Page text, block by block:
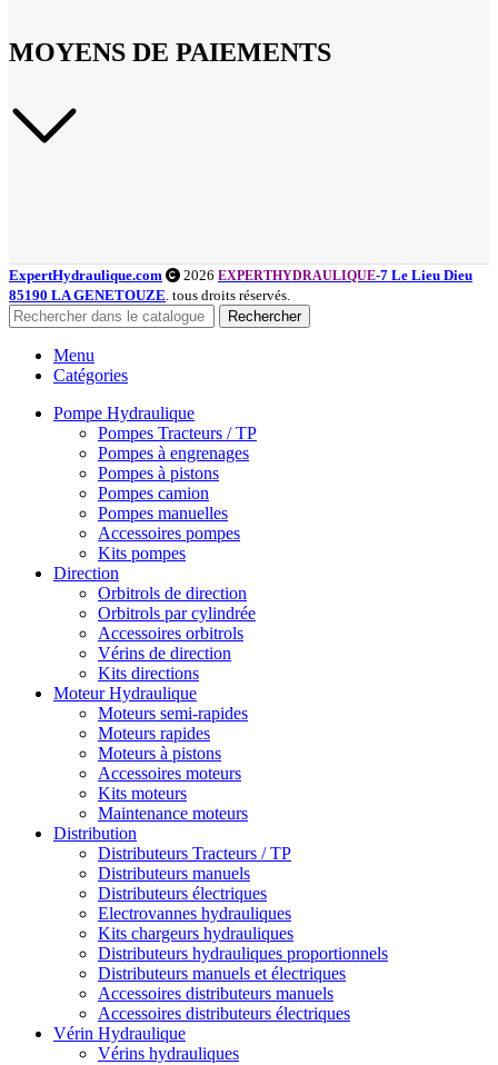
MOYENS DE PAIEMENTS
ExpertHydraulique.com 2026 EXPERTHYDRAULIQUE-7 Le Lieu Dieu
85190 LA GENETOUZE. tous droits réservés.
Rechercher
Menu
Catégories
Pompe Hydraulique
Pompes Tracteurs / TP
Pompes à engrenages
Pompes à pistons
Pompes camion
Pompes manuelles
Accessoires pompes
Kits pompes
Direction
Orbitrols de direction
Orbitrols par cylindrée
Accessoires orbitrols
Vérins de direction
Kits directions
Moteur Hydraulique
Moteurs semi-rapides
Moteurs rapides
Moteurs à pistons
Accessoires moteurs
Kits moteurs
Maintenance moteurs
Distribution
Distributeurs Tracteurs / TP
Distributeurs manuels
Distributeurs électriques
Electrovannes hydrauliques
Kits chargeurs hydrauliques
Distributeurs hydrauliques proportionnels
Distributeurs manuels et électriques
Accessoires distributeurs manuels
Accessoires distributeurs électriques
Vérin Hydraulique
Vérins hydrauliques